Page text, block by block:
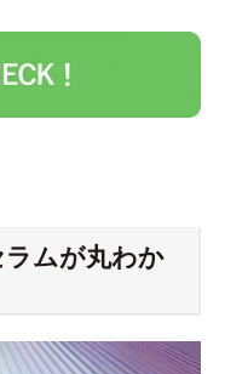
ムが丸わか